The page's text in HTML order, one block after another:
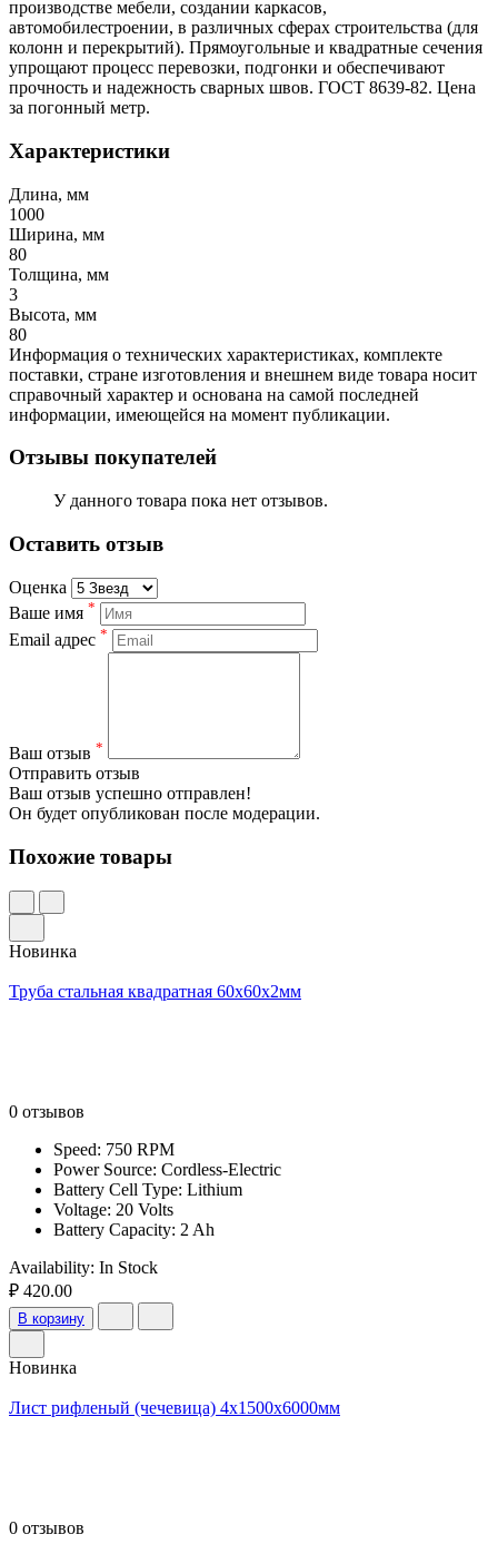
производстве мебели, создании каркасов,
автомобилестроении, в различных сферах строительства (для
колонн и перекрытий). Прямоугольные и квадратные сечения
упрощают процесс перевозки, подгонки и обеспечивают
прочность и надежность сварных швов. ГОСТ 8639-82. Цена
за погонный метр.
Характеристики
Длина, мм
1000
Ширина, мм
80
Толщина, мм
3
Высота, мм
80
Информация о технических характеристиках, комплекте
поставки, стране изготовления и внешнем виде товара носит
справочный характер и основана на самой последней
информации, имеющейся на момент публикации.
Отзывы покупателей
У данного товара пока нет отзывов.
Оставить отзыв
Оценка
Ваше имя *
Email адрес *
Ваш отзыв *
Отправить отзыв
Ваш отзыв успешно отправлен!
Он будет опубликован после модерации.
Похожие товары
Новинка
Труба стальная квадратная 60х60х2мм
0 отзывов
Speed: 750 RPM
Power Source: Cordless-Electric
Battery Cell Type: Lithium
Voltage: 20 Volts
Battery Capacity: 2 Ah
Availability: In Stock
₽ 420.00
В корзину
Новинка
Лист рифленый (чечевица) 4х1500х6000мм
0 отзывов